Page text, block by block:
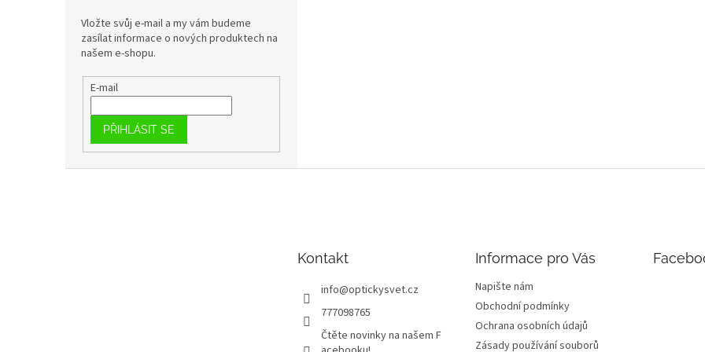
Vložte svůj e-mail a my vám budeme
zasílat informace o nových produktech na
našem e-shopu.
E-mail
PŘIHLÁSIT SE
Kontakt
info@optickysvet.cz
777098765
Čtěte novinky na našem F
Informace pro Vás
Napište nám
Obchodní podmínky
Ochrana osobních údajů
Zásady používání souborů